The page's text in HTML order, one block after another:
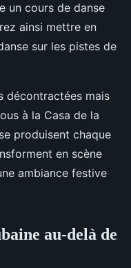
un cours de danse
ainsi mettre en
sur les pistes de
décontractées mais
à la Casa de la
produisent chaque
en scène
ambiance festive
au-delà de